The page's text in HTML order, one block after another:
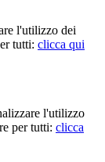
l'utilizzo dei
tutti: clicca qui
l'utilizzo
per tutti: clicca